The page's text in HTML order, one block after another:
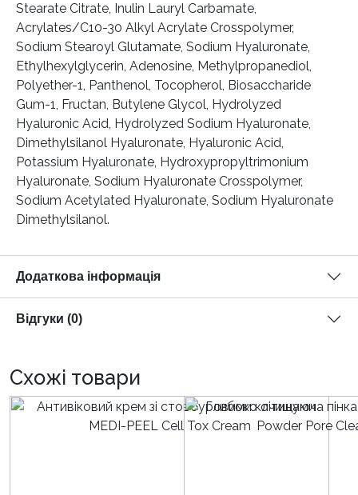
Stearate Citrate, Inulin Lauryl Carbamate,
Acrylates/C10-30 Alkyl Acrylate Crosspolymer,
Sodium Stearoyl Glutamate, Sodium Hyaluronate,
Ethylhexylglycerin, Adenosine, Methylpropanediol,
Polyether-1, Panthenol, Tocopherol, Biosaccharide
Gum-1, Fructan, Butylene Glycol, Hydrolyzed
Hyaluronic Acid, Hydrolyzed Sodium Hyaluronate,
Dimethylsilanol Hyaluronate, Hyaluronic Acid,
Potassium Hyaluronate, Hydroxypropyltrimonium
Hyaluronate, Sodium Hyaluronate Crosspolymer,
Sodium Acetylated Hyaluronate, Sodium Hyaluronate
Dimethylsilanol.
Додаткова інформація
Відгуки (0)
Схожі товари